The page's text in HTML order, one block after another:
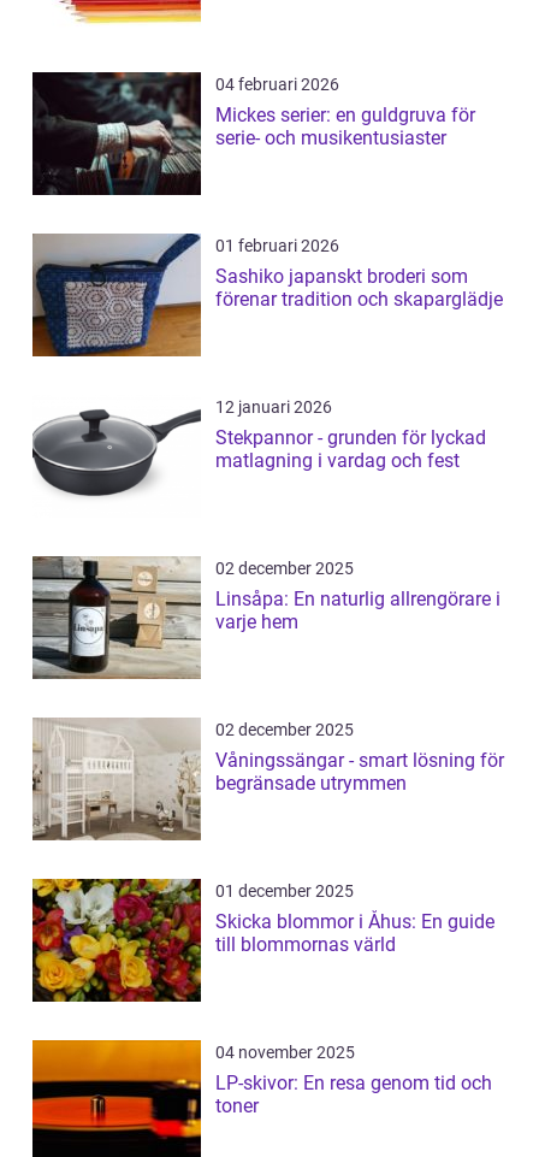
04 februari 2026
Mickes serier: en guldgruva för
serie- och musikentusiaster
01 februari 2026
Sashiko japanskt broderi som
förenar tradition och skaparglädje
12 januari 2026
Stekpannor - grunden för lyckad
matlagning i vardag och fest
02 december 2025
Linsåpa: En naturlig allrengörare i
varje hem
02 december 2025
Våningssängar - smart lösning för
begränsade utrymmen
01 december 2025
Skicka blommor i Åhus: En guide
till blommornas värld
04 november 2025
LP-skivor: En resa genom tid och
toner